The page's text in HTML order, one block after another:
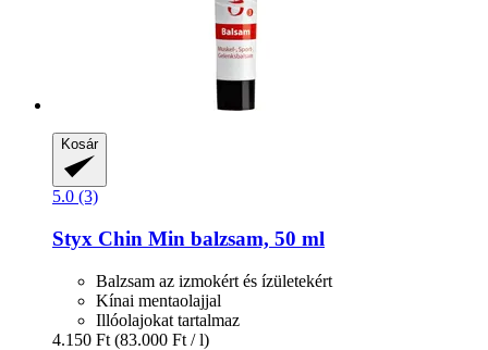
Kosár
5.0 (3)
Styx Chin Min balzsam, 50 ml
Balzsam az izmokért és ízületekért
Kínai mentaolajjal
Illóolajokat tartalmaz
4.150 Ft (83.000 Ft / l)